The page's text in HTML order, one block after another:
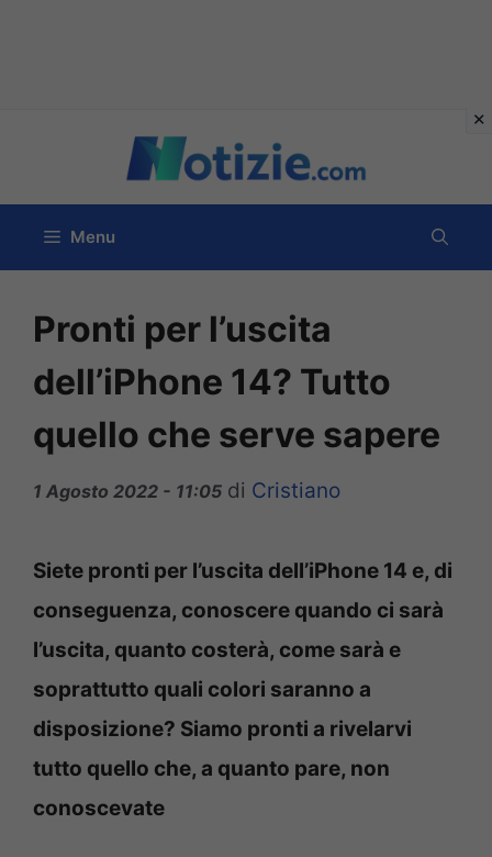
contenuto
Menu
Pronti per l’uscita
dell’iPhone 14? Tutto
quello che serve sapere
1 Agosto 2022 - 11:05 di Cristiano
Siete pronti per l’uscita dell’iPhone 14 e, di
conseguenza, conoscere quando ci sarà
l’uscita, quanto costerà, come sarà e
soprattutto quali colori saranno a
disposizione? Siamo pronti a rivelarvi
tutto quello che, a quanto pare, non
conoscevate